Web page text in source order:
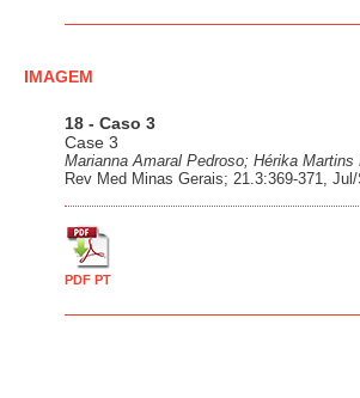
IMAGEM
18 - Caso 3
Case 3
Marianna Amaral Pedroso; Hérika
Rev Med Minas Gerais; 21.3:369-371,
PDF PT